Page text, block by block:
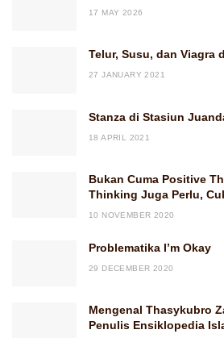
17 MAY 2026
Telur, Susu, dan Viagra
27 JANUARY 2021
Stanza di Stasiun
18 APRIL 2021
Bukan Cuma Positive
Thinking Juga Perlu,
10 NOVEMBER 2020
Problematika I’m Okay
29 DECEMBER 2020
Mengenal Thasykubro
Penulis Ensiklopedia